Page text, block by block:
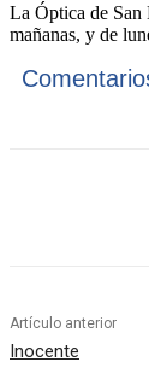
La Óptica de San
mañanas, y de
Artículo anterior
Inocente